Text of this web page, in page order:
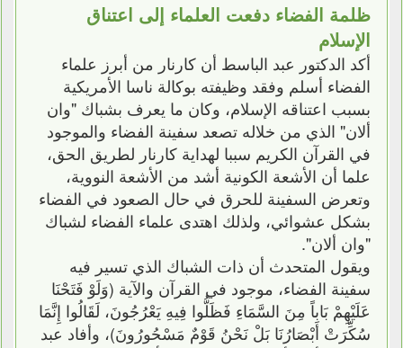
ظلمة الفضاء دفعت العلماء إلى اعتناق
الإسلام
أكد الدكتور عبد الباسط أن كارنار من أبرز علماء
الفضاء أسلم وفقد وظيفته بوكالة ناسا الأمريكية
بسبب اعتناقه الإسلام، وكان ما يعرف بشباك "وان
ألان" الذي من خلاله تصعد سفينة الفضاء والموجود
في القرآن الكريم سببا لهداية كارنار لطريق الحق،
علما أن الأشعة الكونية أشد من الأشعة النووية،
وتعرض السفينة للحرق في حال الصعود في الفضاء
بشكل عشوائي، ولذلك اهتدى علماء الفضاء لشباك
"وان ألان".
ويقول المتحدث أن ذات الشباك الذي تسير فيه
سفينة الفضاء، موجود في القرآن والآية (وَلَوْ فَتَحْنَا
عَلَيْهِمْ بَاباً مِنَ السَّمَاءِ فَظَلُّوا فِيهِ يَعْرُجُونَ، لَقَالُوا إِنَّمَا
سُكِّرَتْ أَبْصَارُنَا بَلْ نَحْنُ قَوْمٌ مَسْحُورُونَ)، وأفاد عبد